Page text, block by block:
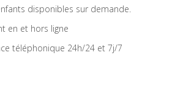
disponibles sur demande.
en et hors ligne
téléphonique 24h/24 et 7j/7